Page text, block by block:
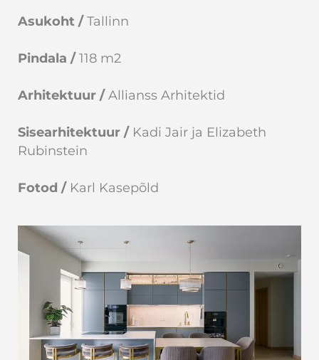
Asukoht /Tallinn
Pindala /118 m2
Arhitektuur /Allianss Arhitektid
Sisearhitektuur / Kadi Jair ja Elizabeth
Rubinstein
Fotod / Karl Kasepõld